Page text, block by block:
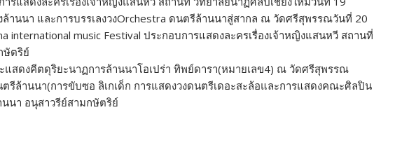
านนา และการบรรเลงวงOrchestra ดนตรีล้านนาสู่สากล ณ วัดศรีสุพรรณวันที่ 20
international music Festival ประกอบการแสดงละครเรื่องเจ้าหญิงแสนหวี สถานที่
ษัตริย์
แสดงคีตดุริยะนาฏการล้านนาโอเปร่า ทิพย์ดารา(หมายเลข4) ณ วัดศรีสุพรรณ
รีล้านนา(การขับซอ ลิเกเด็ก การแสดงวงดนตรีเดอะสะล้อและการแสดงคณะศิลปิน
า อนุสาวรีย์สามกษัตริย์